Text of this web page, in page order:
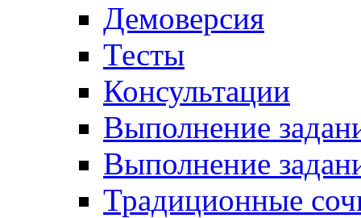
Демоверсия
Тесты
Консультации
Выполнение
Выполнение
Традиционные